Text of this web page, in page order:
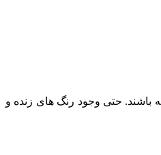
باشند. حتی وجود رنگ های زنده و